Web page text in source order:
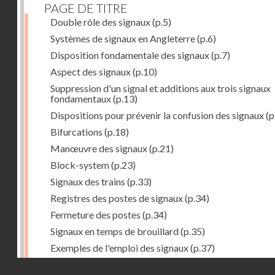
PAGE DE TITRE
Double rôle des signaux(p.5)
Systèmes de signaux en Angleterre(p.6)
Disposition fondamentale des signaux(p.7)
Aspect des signaux(p.10)
Suppression d'un signal et additions aux trois signaux
fondamentaux(p.13)
Dispositions pour prévenir la confusion des signaux
Bifurcations (p.18)
Manœuvre des signaux(p.21)
Block-system(p.23)
Signaux des trains (p.33)
Registres des postes de signaux(p.34)
Fermeture des postes (p.34)
Signaux en temps de brouillard(p.35)
Exemples de l'emploi des signaux(p.37)